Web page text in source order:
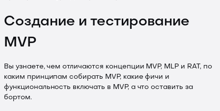
Создание и тестирование
MVP
Вы узнаете, чем отличаются концепции MVP, MLP и RAT, по
каким принципам собирать MVP, какие фичи и
функциональность включать в MVP, а что оставить за
бортом.